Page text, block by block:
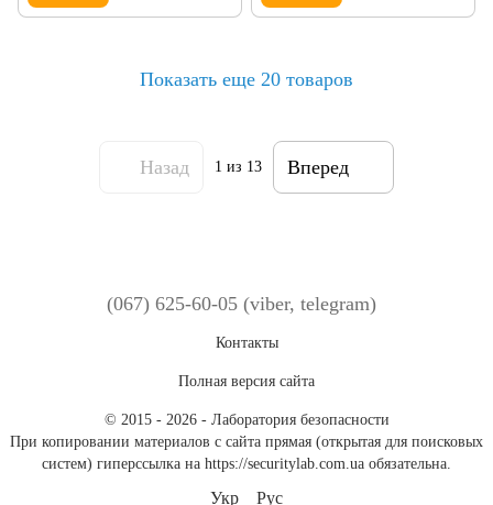
Показать еще 20 товаров
Назад 1 из 13 Вперед
(067) 625-60-05 (viber, telegram)
Контакты
Полная версия сайта
© 2015 - 2026 - Лаборатория безопасности
При копировании материалов с сайта прямая (открытая для поисковых
систем) гиперссылка на https://securitylab.com.ua обязательна.
Укр Рус